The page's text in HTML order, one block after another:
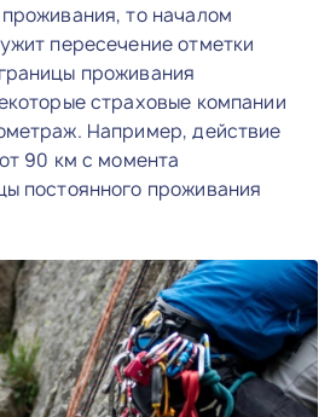
то началом
пересечение отметки
проживания
страховые компании
Например, действие
90 км с момента
постоянного проживания